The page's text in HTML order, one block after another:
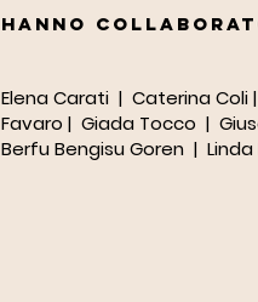
hanno
Elena Carati | Caterina
Favaro | Giada Tocco |
Berfu Bengisu Goren | Linda